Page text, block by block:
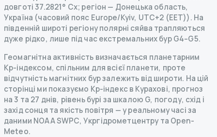
довготі 37.2821° Сх; регіон — Донецька область,
Україна (часовий пояс Europe/Kyiv, UTC+2 (EET)). На
південній широті регіону полярні сяйва трапляються
дуже рідко, лише під час екстремальних бур G4–G5.
Геомагнітна активність визначається планетарним
Kp-індексом, спільним для всієї планети, проте
відчутність магнітних бур залежить від широти. На цій
сторінці ми показуємо Kp-індекс в Курахові, прогноз
на 3 та 27 днів, рівень бурі за шкалою G, погоду, схід і
захід сонця та якість повітря — у реальному часі за
даними NOAA SWPC, Укргідрометцентру та Open-
Meteo.